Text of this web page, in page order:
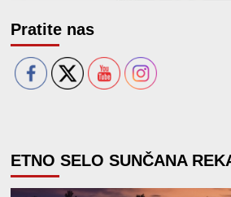
Pratite nas
ETNO SELO SUNČANA